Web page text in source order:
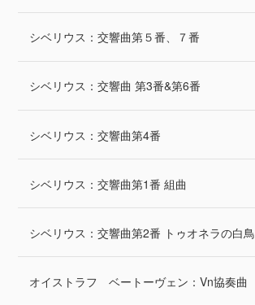
シベリウス：交響曲第５番、７番
シベリウス：交響曲 第3番&第6番
シベリウス：交響曲第4番
シベリウス：交響曲第1番 組曲
シベリウス：交響曲第2番 トゥオネラの白鳥
オイストラフ ベートーヴェン：Vn協奏曲